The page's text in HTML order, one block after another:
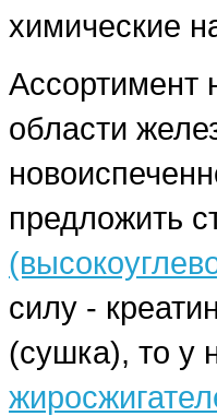
химические
Ассортимент
области
предложить
силу -
(сушка), то у